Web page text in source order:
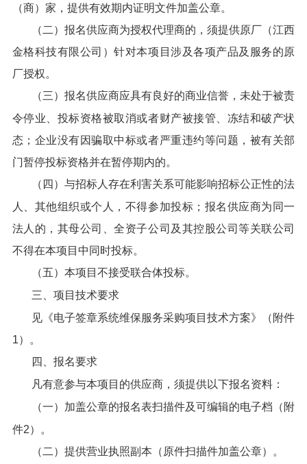
（商）家，提供有效期内证明文件加盖公章。
（二）报名供应商为授权代理商的，须提供原厂（江西
金格科技有限公司）针对本项目涉及各项产品及服务的原
厂授权。
（三）报名供应商应具有良好的商业信誉，未处于被责
令停业、投标资格被取消或者财产被接管、冻结和破产状
态；企业没有因骗取中标或者严重违约等问题，被有关部
门暂停投标资格并在暂停期内的。
（四）与招标人存在利害关系可能影响招标公正性的法
人、其他组织或个人，不得参加投标；报名供应商为同一
法人的，其母公司、全资子公司及其控股公司等关联公司
不得在本项目中同时投标。
（五）本项目不接受联合体投标。
三、项目技术要求
见《电子签章系统维保服务采购项目技术方案》（附件
1）。
四、报名要求
凡有意参与本项目的供应商，须提供以下报名资料：
（一）加盖公章的报名表扫描件及可编辑的电子档（附
件2）。
（二）提供营业执照副本（原件扫描件加盖公章）。